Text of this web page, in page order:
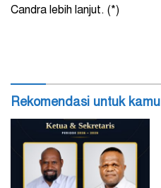
Candra lebih lanjut. (*)
Rekomendasi untuk kamu